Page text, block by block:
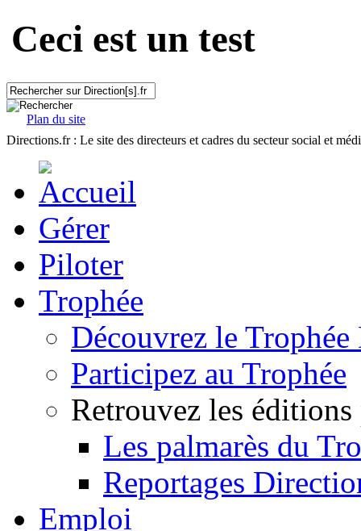
Ceci est un test
Plan du site
Directions.fr : Le site des directeurs et cadres du secteur social et
Gérer
Piloter
Trophée
Découvrez le
Participez au Trophée
Retrouvez les éditions
Les palmarès du
Reportages
Emploi